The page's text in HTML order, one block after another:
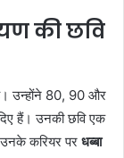
की छवि
उन्होंने 80, 90 और
हैं। उनकी छवि एक
उनके करियर पर धब्बा